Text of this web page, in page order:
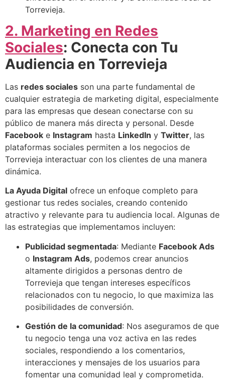
Torrevieja.
2. Marketing en Redes
Sociales: Conecta con Tu
Audiencia en Torrevieja
Las redes sociales son una parte fundamental de
cualquier estrategia de marketing digital, especialmente
para las empresas que desean conectarse con su
público de manera más directa y personal. Desde
Facebook e Instagram hasta LinkedIn y Twitter, las
plataformas sociales permiten a los negocios de
Torrevieja interactuar con los clientes de una manera
dinámica.
La Ayuda Digital ofrece un enfoque completo para
gestionar tus redes sociales, creando contenido
atractivo y relevante para tu audiencia local. Algunas de
las estrategias que implementamos incluyen:
Publicidad segmentada: Mediante Facebook Ads
o Instagram Ads, podemos crear anuncios
altamente dirigidos a personas dentro de
Torrevieja que tengan intereses específicos
relacionados con tu negocio, lo que maximiza las
posibilidades de conversión.
Gestión de la comunidad: Nos aseguramos de que
tu negocio tenga una voz activa en las redes
sociales, respondiendo a los comentarios,
interacciones y mensajes de los usuarios para
fomentar una comunidad leal y comprometida.